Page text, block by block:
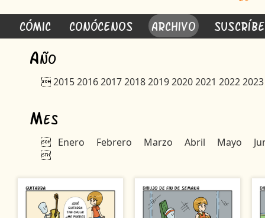
Cómic Conócenos Archivo
Año
2015201620172018201920202021 20222023
Mes
 Enero Febrero Marzo Abril Mayo
